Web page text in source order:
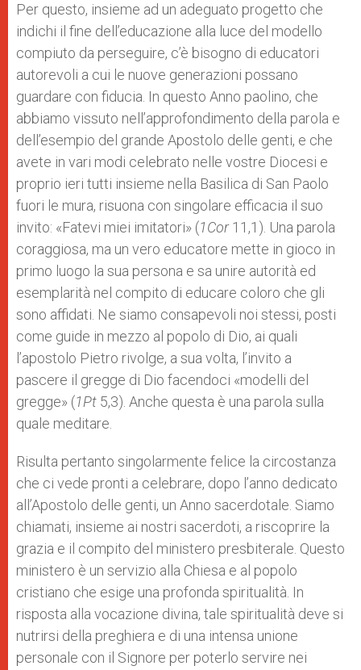
Per questo, insieme ad un adeguato progetto che
indichi il fine dell’educazione alla luce del modello
compiuto da perseguire, c’è bisogno di educatori
autorevoli a cui le nuove generazioni possano
guardare con fiducia. In questo Anno paolino, che
abbiamo vissuto nell’approfondimento della parola e
dell’esempio del grande Apostolo delle genti, e che
avete in vari modi celebrato nelle vostre Diocesi e
proprio ieri tutti insieme nella Basilica di San Paolo
fuori le mura, risuona con singolare efficacia il suo
invito: «Fatevi miei imitatori» (1Cor11,1). Una parola
coraggiosa, ma un vero educatore mette in gioco in
primo luogo la sua persona e sa unire autorità ed
esemplarità nel compito di educare coloro che gli
sono affidati. Ne siamo consapevoli noi stessi, posti
come guide in mezzo al popolo di Dio, ai quali
l’apostolo Pietro rivolge, a sua volta, l’invito a
pascere il gregge di Dio facendoci «modelli del
gregge» (1Pt 5,3). Anche questa è una parola sulla
quale meditare.
Risulta pertanto singolarmente felice la circostanza
che ci vede pronti a celebrare, dopo l’anno dedicato
all’Apostolo delle genti, un Anno sacerdotale. Siamo
chiamati, insieme ai nostri sacerdoti, a riscoprire la
grazia e il compito del ministero presbiterale. Questo
ministero è un servizio alla Chiesa e al popolo
cristiano che esige una profonda spiritualità. In
risposta alla vocazione divina, tale spiritualità deve si
nutrirsi della preghiera e di una intensa unione
personale con il Signore per poterlo servire nei